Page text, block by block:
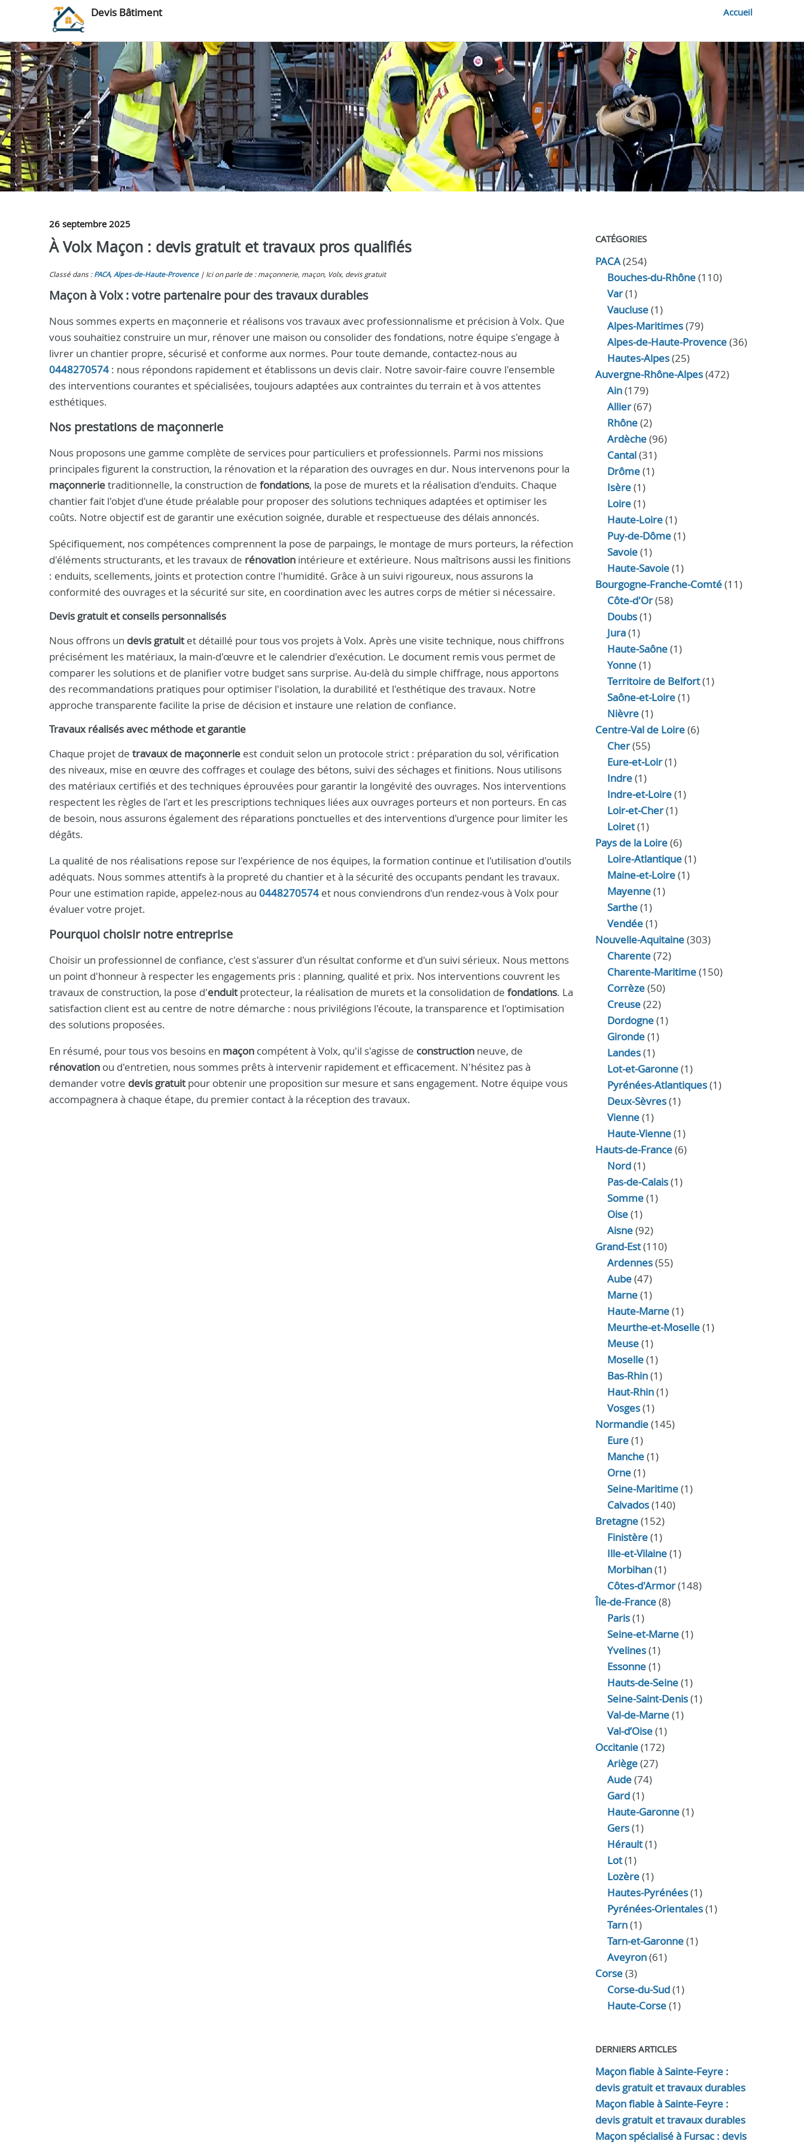
Devis Bâtiment Accueil
26 septembre 2025
À Volx Maçon : devis gratuit et travaux pros qualifiés
Classé dans : PACA, Alpes-de-Haute-Provence Ici on parle de : maçonnerie, maçon, Volx, devis gratuit
Maçon à Volx : votre partenaire pour des travaux durables
Nous sommes experts en maçonnerie et réalisons vos travaux avec professionnalisme et précision à Volx. Que
vous souhaitiez construire un mur, rénover une maison ou consolider des fondations, notre équipe s'engage à
livrer un chantier propre, sécurisé et conforme aux normes. Pour toute demande, contactez-nous au
0448270574 : nous répondons rapidement et établissons un devis clair. Notre savoir-faire couvre l'ensemble
des interventions courantes et spécialisées, toujours adaptées aux contraintes du terrain et à vos attentes
esthétiques.
Nos prestations de maçonnerie
Nous proposons une gamme complète de services pour particuliers et professionnels. Parmi nos missions
principales figurent la construction, la rénovation et la réparation des ouvrages en dur. Nous intervenons pour la
maçonnerietraditionnelle, la construction de fondations, la pose de murets et la réalisation d'enduits. Chaque
chantier fait l'objet d'une étude préalable pour proposer des solutions techniques adaptées et optimiser les
coûts. Notre objectif est de garantir une exécution soignée, durable et respectueuse des délais annoncés.
Spécifiquement, nos compétences comprennent la pose de parpaings, le montage de murs porteurs, la réfection
d'éléments structurants, et les travaux de rénovation intérieure et extérieure. Nous maîtrisons aussi les finitions
: enduits, scellements, joints et protection contre l'humidité. Grâce à un suivi rigoureux, nous assurons la
conformité des ouvrages et la sécurité sur site, en coordination avec les autres corps de métier si nécessaire.
Devis gratuit et conseils personnalisés
Nous offrons un devis gratuitet détaillé pour tous vos projets à Volx. Après une visite technique, nous chiffrons
précisément les matériaux, la main-d'œuvre et le calendrier d'exécution. Le document remis vous permet de
comparer les solutions et de planifier votre budget sans surprise. Au-delà du simple chiffrage, nous apportons
des recommandations pratiques pour optimiser l'isolation, la durabilité et l'esthétique des travaux. Notre
approche transparente facilite la prise de décision et instaure une relation de confiance.
Travaux réalisés avec méthode et garantie
Chaque projet de travaux de maçonnerie est conduit selon un protocole strict : préparation du sol, vérification
des niveaux, mise en œuvre des coffrages et coulage des bétons, suivi des séchages et finitions. Nous utilisons
des matériaux certifiés et des techniques éprouvées pour garantir la longévité des ouvrages. Nos interventions
respectent les règles de l'art et les prescriptions techniques liées aux ouvrages porteurs et non porteurs. En cas
de besoin, nous assurons également des réparations ponctuelles et des interventions d'urgence pour limiter les
dégâts.
La qualité de nos réalisations repose sur l'expérience de nos équipes, la formation continue et l'utilisation d'outils
adéquats. Nous sommes attentifs à la propreté du chantier et à la sécurité des occupants pendant les travaux.
Pour une estimation rapide, appelez-nous au 0448270574 et nous conviendrons d'un rendez-vous à Volx pour
évaluer votre projet.
Pourquoi choisir notre entreprise
Choisir un professionnel de confiance, c'est s'assurer d'un résultat conforme et d'un suivi sérieux. Nous mettons
un point d'honneur à respecter les engagements pris : planning, qualité et prix. Nos interventions couvrent les
travaux de construction, la pose d'enduitprotecteur, la réalisation de murets et la consolidation de fondations. La
satisfaction client est au centre de notre démarche : nous privilégions l'écoute, la transparence et l'optimisation
des solutions proposées.
En résumé, pour tous vos besoins en maçon compétent à Volx, qu'il s'agisse de construction neuve, de
rénovation ou d'entretien, nous sommes prêts à intervenir rapidement et efficacement. N'hésitez pas à
demander votre devis gratuitpour obtenir une proposition sur mesure et sans engagement. Notre équipe vous
accompagnera à chaque étape, du premier contact à la réception des travaux.
CATÉGORIES
PACA(254)
Bouches-du-Rhône(110)
Var(1)
Vaucluse(1)
Alpes-Maritimes(79)
Alpes-de-Haute-Provence(36)
Hautes-Alpes(25)
Auvergne-Rhône-Alpes(472)
Ain(179)
Allier(67)
Rhône(2)
Ardèche(96)
Cantal(31)
Drôme(1)
Isère(1)
Loire(1)
Haute-Loire(1)
Puy-de-Dôme(1)
Savoie(1)
Haute-Savoie(1)
Bourgogne-Franche-Comté(11)
Côte-d'Or(58)
Doubs(1)
Jura(1)
Haute‑Saône(1)
Yonne(1)
Territoire de Belfort(1)
Saône-et-Loire(1)
Nièvre(1)
Centre-Val de Loire(6)
Cher(55)
Eure‑et‑Loir(1)
Indre(1)
Indre‑et‑Loire(1)
Loir‑et‑Cher(1)
Loiret(1)
Pays de la Loire(6)
Loire-Atlantique(1)
Maine-et-Loire(1)
Mayenne(1)
Sarthe(1)
Vendée(1)
Nouvelle-Aquitaine(303)
Charente(72)
Charente-Maritime(150)
Corrèze(50)
Creuse(22)
Dordogne(1)
Gironde(1)
Landes(1)
Lot-et-Garonne(1)
Pyrénées-Atlantiques(1)
Deux-Sèvres(1)
Vienne(1)
Haute-Vienne(1)
Hauts-de-France(6)
Nord(1)
Pas-de-Calais(1)
Somme(1)
Oise(1)
Aisne(92)
Grand-Est(110)
Ardennes(55)
Aube(47)
Marne(1)
Haute-Marne(1)
Meurthe-et-Moselle(1)
Meuse(1)
Moselle(1)
Bas-Rhin(1)
Haut-Rhin(1)
Vosges(1)
Normandie(145)
Eure(1)
Manche(1)
Orne(1)
Seine-Maritime(1)
Calvados(140)
Bretagne(152)
Finistère(1)
Ille-et-Vilaine(1)
Morbihan(1)
Côtes-d'Armor(148)
Île-de-France(8)
Paris(1)
Seine-et-Marne(1)
Yvelines(1)
Essonne(1)
Hauts-de-Seine(1)
Seine-Saint-Denis(1)
Val-de-Marne(1)
Val-d’Oise(1)
Occitanie(172)
Ariège(27)
Aude(74)
Gard(1)
Haute-Garonne(1)
Gers(1)
Hérault(1)
Lot(1)
Lozère(1)
Hautes-Pyrénées(1)
Pyrénées-Orientales(1)
Tarn(1)
Tarn-et-Garonne(1)
Aveyron(61)
Corse(3)
Corse-du-Sud(1)
Haute-Corse(1)
DERNIERS ARTICLES
Maçon fiable à Sainte-Feyre :
devis gratuit et travaux durables
Maçon fiable à Sainte-Feyre :
devis gratuit et travaux durables
Maçon spécialisé à Fursac : devis